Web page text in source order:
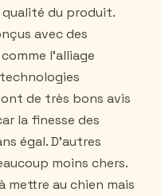
du produit.
avec des
l'alliage
de très bons avis
la finesse des
égal. D'autres
moins chers.
mettre au chien mais